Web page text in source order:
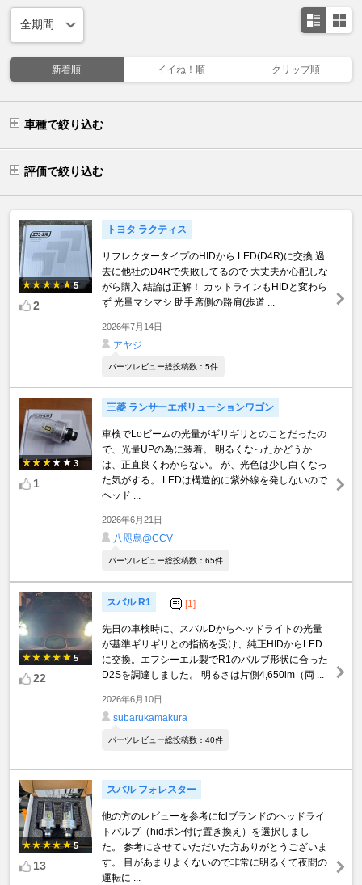
新着順 イイね！順 クリップ順
車種で絞り込む
評価で絞り込む
5
2
トヨタ ラクティス
リフレクタータイプのHIDから LED(D4R)に交換 過
去に他社のD4Rで失敗してるので 大丈夫か心配しな
がら購入 結論は正解！ カットラインもHIDと変わら
ず 光量マシマシ 助手席側の路肩(歩道 ...
2026年7月14日
アヤジ
パーツレビュー総投稿数：5件
3
1
三菱 ランサーエボリューションワゴン
車検でLoビームの光量がギリギリとのことだったの
で、光量UPの為に装着。 明るくなったかどうか
は、正直良くわからない。 が、光色は少し白くなっ
た気がする。 LEDは構造的に紫外線を発しないので
ヘッド ...
2026年6月21日
八咫烏@CCV
パーツレビュー総投稿数：65件
5
22
スバル R1 [1]
先日の車検時に、スバルDからヘッドライトの光量
が基準ギリギリとの指摘を受け、純正HIDからLED
に交換。エフシーエル製でR1のバルブ形状に合った
D2Sを調達しました。 明るさは片側4,650lm（両 ...
2026年6月10日
subarukamakura
パーツレビュー総投稿数：40件
5
13
スバル フォレスター
他の方のレビューを参考にfclブランドのヘッドライ
トバルブ（hidポン付け置き換え）を選択しまし
た。 参考にさせていただいた方ありがとうございま
す。 目があまりよくないので非常に明るくて夜間の
運転に ...